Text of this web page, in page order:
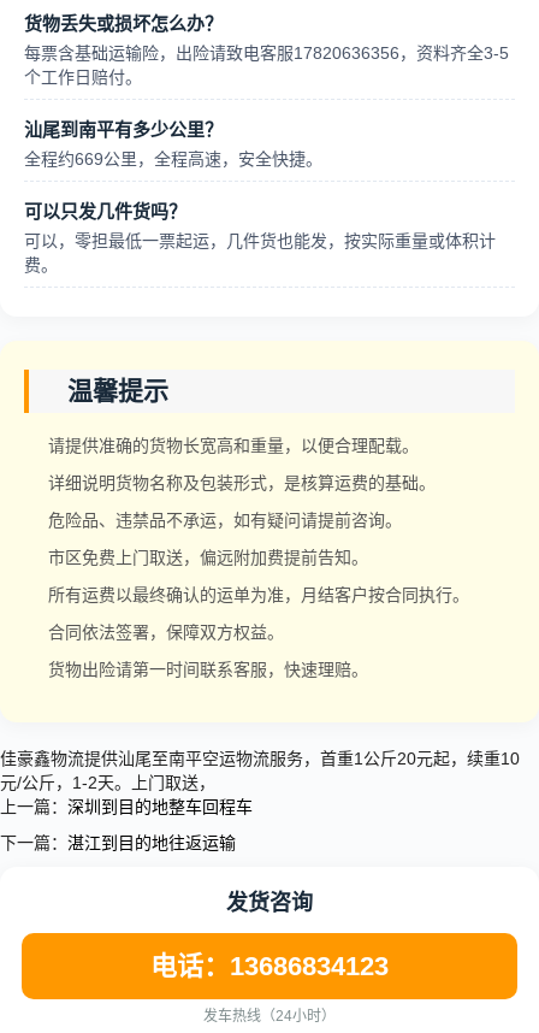
货物丢失或损坏怎么办？
每票含基础运输险，出险请致电客服17820636356，资料齐全3-5
个工作日赔付。
汕尾到南平有多少公里？
全程约669公里，全程高速，安全快捷。
可以只发几件货吗？
可以，零担最低一票起运，几件货也能发，按实际重量或体积计
费。
温馨提示
请提供准确的货物长宽高和重量，以便合理配载。
详细说明货物名称及包装形式，是核算运费的基础。
危险品、违禁品不承运，如有疑问请提前咨询。
市区免费上门取送，偏远附加费提前告知。
所有运费以最终确认的运单为准，月结客户按合同执行。
合同依法签署，保障双方权益。
货物出险请第一时间联系客服，快速理赔。
佳豪鑫物流提供汕尾至南平空运物流服务，首重1公斤20元起，续重10
元/公斤，1-2天。上门取送，
上一篇： 深圳到目的地整车回程车
下一篇： 湛江到目的地往返运输
发货咨询
电话：13686834123
发车热线（24小时）